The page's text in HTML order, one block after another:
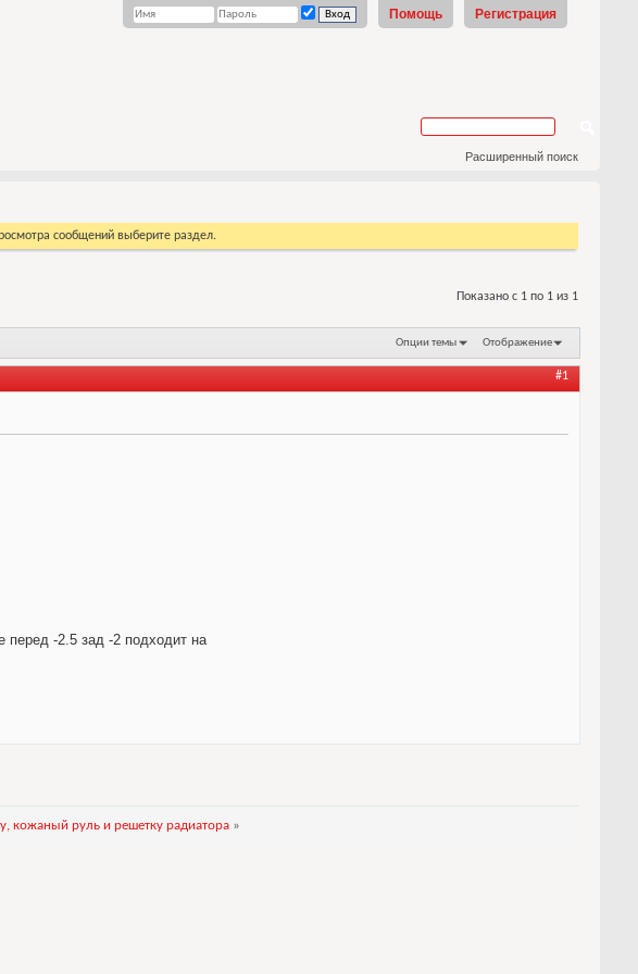
Регистрация
Помощь
Расширенный поиск
сообщений выберите раздел.
Показано с 1 по 1 из 1
Опции темы Отображение
#1
перед -2.5 зад -2 подходит на
кожаный руль и решетку радиатора »